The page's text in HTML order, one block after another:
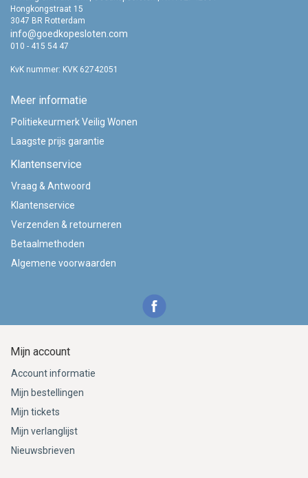
Hongkongstraat 15
3047 BR Rotterdam
info@goedkopesloten.com
010 - 415 54 47
KvK nummer: KVK 62742051
Meer informatie
Politiekeurmerk Veilig Wonen
Laagste prijs garantie
Klantenservice
Vraag & Antwoord
Klantenservice
Verzenden & retourneren
Betaalmethoden
Algemene voorwaarden
Mijn account
Account informatie
Mijn bestellingen
Mijn tickets
Mijn verlanglijst
Nieuwsbrieven